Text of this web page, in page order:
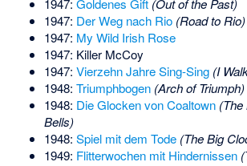
1947: Goldenes Gift (Out of the Past)
1947: Der Weg nach Rio (Road to Rio)
1947: My Wild Irish Rose
1947: Killer McCoy
1947: Vierzehn Jahre Sing-Sing (I
1948: Triumphbogen (Arch of Triumph)
1948: Die Glocken von Coaltown (The
Bells)
1948: Spiel mit dem Tode (The Big
1949: Flitterwochen mit Hindernissen